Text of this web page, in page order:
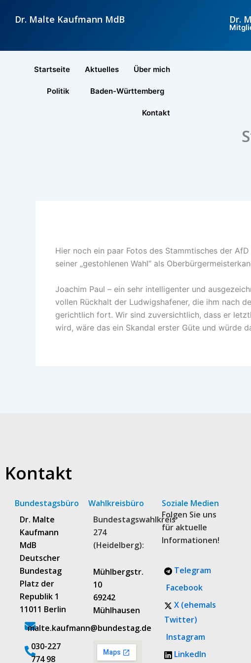
InhaltDr. Malte Kaufmann MdB Dr.
Startseite Aktuelles Über mich
Politik Baden-Württemberg
Kontakt
Hier noch ein paar Fotos des Stammtisches der
seiner „gestohlenen Wahl“ als
Joachim Paul – ein sehr intelligenter und
vollen Rückhalt der Ludwigshafener, die ihm nach
gerichtlich fort. Wir sind zuversichtlich, dass er
wird, wäre das ein Skandal erster Güte und würde
Kontakt
Bundestagsbüro
Dr. Malte
Kaufmann
MdB
Deutscher
Bundestag
Platz der
Republik 1
11011 Berlin
malte.kaufmann@bundestag.de
‭030-227
774 98‬
Wahlkreisbüro
Bundestagswahlkreis
274
(Heidelberg):
Mühlbergstr.
10
69242
Mühlhausen
Soziale Medien
Folgen Sie uns
für aktuelle
Informationen!
Telegram
Facebook
X (ehemals
Twitter)
Instagram
LinkedIn